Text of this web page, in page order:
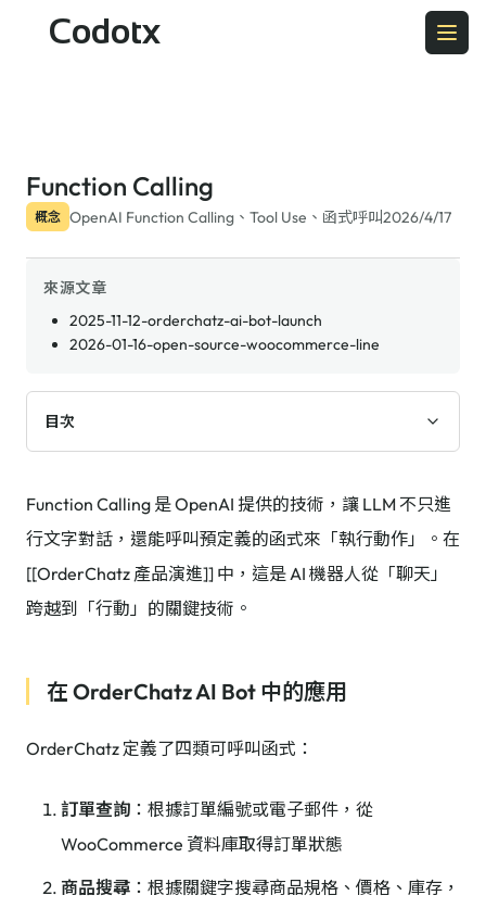
Codotx
Function Calling
概念 OpenAI Function Calling、Tool Use、函式呼叫2026/4/17
來源文章
2025-11-12-orderchatz-ai-bot-launch
2026-01-16-open-source-woocommerce-line
目次
Function Calling 是 OpenAI 提供的技術，讓 LLM 不只進
行文字對話，還能呼叫預定義的函式來「執行動作」。在
[[OrderChatz 產品演進]] 中，這是 AI 機器人從「聊天」
跨越到「行動」的關鍵技術。
在 OrderChatz AI Bot 中的應用
OrderChatz 定義了四類可呼叫函式：
訂單查詢 ：根據訂單編號或電子郵件，從
WooCommerce 資料庫取得訂單狀態
商品搜尋 ：根據關鍵字搜尋商品規格、價格、庫存，